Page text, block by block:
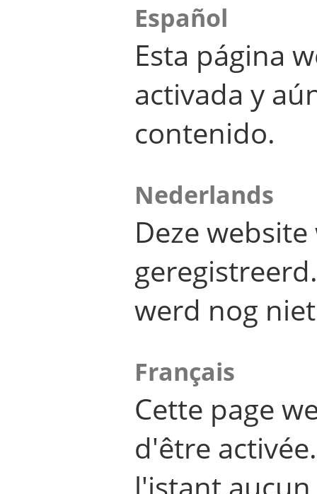
Español
Esta página
activada y
contenido.
Nederlands
Deze
werd nog
Français
Cette page
d'être